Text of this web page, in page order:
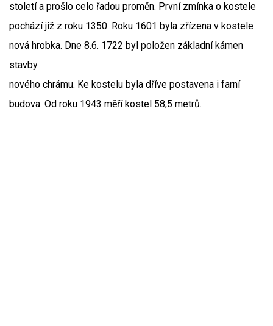
století a prošlo celo řadou proměn. První zmínka o kostele
pochází již z roku 1350. Roku 1601 byla zřízena v kostele
nová hrobka. Dne 8.6. 1722 byl položen základní kámen
stavby
nového chrámu. Ke kostelu byla dříve postavena i farní
budova. Od roku 1943 měří kostel 58,5 metrů.